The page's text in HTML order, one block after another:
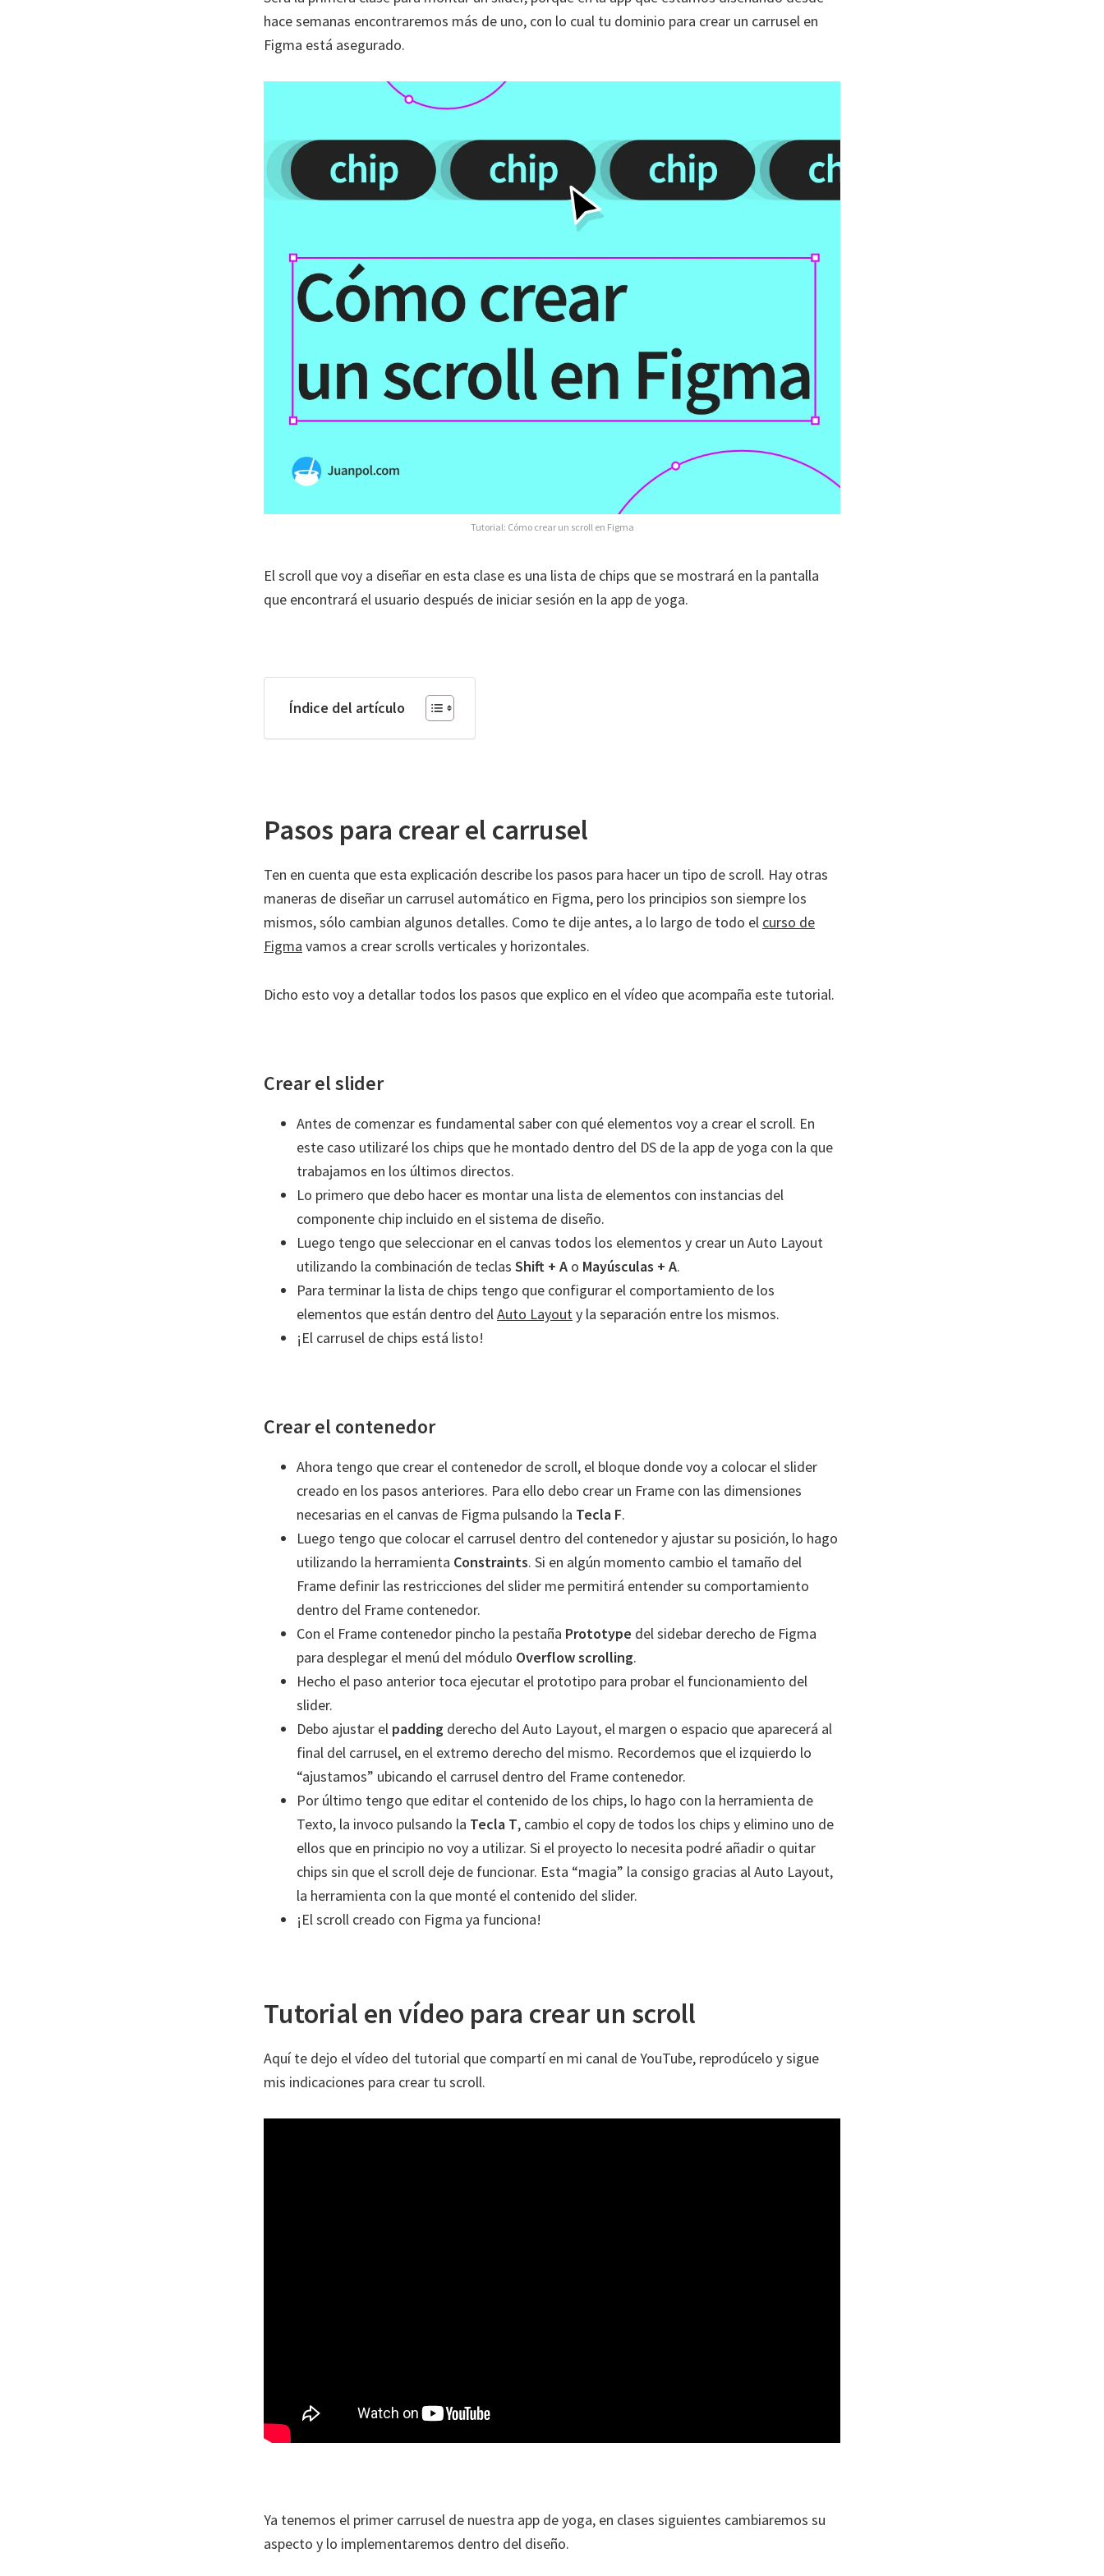
hace semanas encontraremos más de uno, con lo cual tu dominio para crear un carrusel en
Figma está asegurado.
Tutorial: Cómo crear un scroll en Figma
El scroll que voy a diseñar en esta clase es una lista de chips que se mostrará en la pantalla
que encontrará el usuario después de iniciar sesión en la app de yoga.
Índice del artículo
Pasos para crear el carrusel
Ten en cuenta que esta explicación describe los pasos para hacer un tipo de scroll. Hay otras
maneras de diseñar un carrusel automático en Figma, pero los principios son siempre los
mismos, sólo cambian algunos detalles. Como te dije antes, a lo largo de todo el curso de
Figma vamos a crear scrolls verticales y horizontales.
Dicho esto voy a detallar todos los pasos que explico en el vídeo que acompaña este tutorial.
Crear el slider
Antes de comenzar es fundamental saber con qué elementos voy a crear el scroll. En
este caso utilizaré los chips que he montado dentro del DS de la app de yoga con la que
trabajamos en los últimos directos.
Lo primero que debo hacer es montar una lista de elementos con instancias del
componente chip incluido en el sistema de diseño.
Luego tengo que seleccionar en el canvas todos los elementos y crear un Auto Layout
utilizando la combinación de teclas Shift + A o Mayúsculas + A.
Para terminar la lista de chips tengo que configurar el comportamiento de los
elementos que están dentro del Auto Layout y la separación entre los mismos.
¡El carrusel de chips está listo!
Crear el contenedor
Ahora tengo que crear el contenedor de scroll, el bloque donde voy a colocar el slider
creado en los pasos anteriores. Para ello debo crear un Frame con las dimensiones
necesarias en el canvas de Figma pulsando la Tecla F.
Luego tengo que colocar el carrusel dentro del contenedor y ajustar su posición, lo hago
utilizando la herramienta Constraints. Si en algún momento cambio el tamaño del
Frame definir las restricciones del slider me permitirá entender su comportamiento
dentro del Frame contenedor.
Con el Frame contenedor pincho la pestaña Prototype del sidebar derecho de Figma
para desplegar el menú del módulo Overflow scrolling.
Hecho el paso anterior toca ejecutar el prototipo para probar el funcionamiento del
slider.
Debo ajustar el padding derecho del Auto Layout, el margen o espacio que aparecerá al
final del carrusel, en el extremo derecho del mismo. Recordemos que el izquierdo lo
“ajustamos” ubicando el carrusel dentro del Frame contenedor.
Por último tengo que editar el contenido de los chips, lo hago con la herramienta de
Texto, la invoco pulsando la Tecla T, cambio el copy de todos los chips y elimino uno de
ellos que en principio no voy a utilizar. Si el proyecto lo necesita podré añadir o quitar
chips sin que el scroll deje de funcionar. Esta “magia” la consigo gracias al Auto Layout,
la herramienta con la que monté el contenido del slider.
¡El scroll creado con Figma ya funciona!
Tutorial en vídeo para crear un scroll
Aquí te dejo el vídeo del tutorial que compartí en mi canal de YouTube, reprodúcelo y sigue
mis indicaciones para crear tu scroll.
Ya tenemos el primer carrusel de nuestra app de yoga, en clases siguientes cambiaremos su
aspecto y lo implementaremos dentro del diseño.